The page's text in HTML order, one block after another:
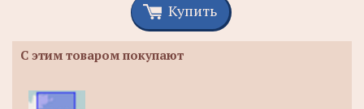
Купить
С этим товаром покупают